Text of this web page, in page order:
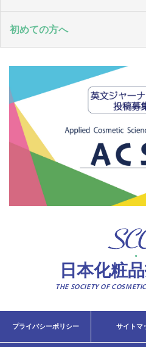
初めての方へ
日本化粧
THE SOCIETY OF
プライバシーポリシー サイトマ